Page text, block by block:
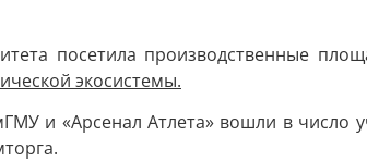
посетила производственные
экосистемы.
и «Арсенал Атлета» вошли в число